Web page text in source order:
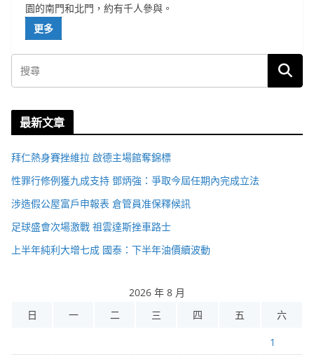
園的南門和北門，約有千人參與。
更多
最新文章
拜仁熱身賽挫維拉 啟德主場館奪錦標
性罪行修例獲九成支持 鄧炳強：爭取今屆任期內完成立法
涉造假公屋富戶申報表 倉管員准保釋候訊
足球盛會次場激戰 祖雲達斯挫車路士
上半年純利大增七成 國泰：下半年油價續波動
2026 年 8 月
日
一 二 三 四 五 六
1